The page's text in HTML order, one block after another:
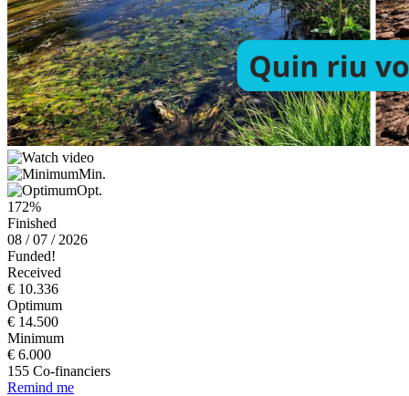
Min.
Opt.
172%
Finished
08 / 07 / 2026
Funded!
Received
€ 10.336
Optimum
€ 14.500
Minimum
€ 6.000
155 Co-financiers
Remind me